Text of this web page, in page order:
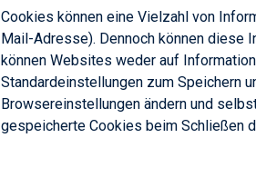
Cookies können eine Vielzahl von
Mail-Adresse). Dennoch können diese
können Websites weder auf
Standardeinstellungen zum Speichern
Browsereinstellungen ändern und
gespeicherte Cookies beim Schließen